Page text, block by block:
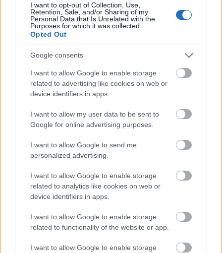
I want to opt-out of Collection, Use,
Retention, Sale, and/or Sharing of my
Personal Data that Is Unrelated with the
Purposes for which it was collected.
Opted Out
Google consents
I want to allow Google to enable storage
related to advertising like cookies on web or
device identifiers in apps.
I want to allow my user data to be sent to
Google for online advertising purposes.
I want to allow Google to send me
personalized advertising.
I want to allow Google to enable storage
related to analytics like cookies on web or
device identifiers in apps.
I want to allow Google to enable storage
related to functionality of the website or app.
I want to allow Google to enable storage
Μετάλλιο για τον Γυμναστικό Σύλλογο Δύμης στο
Πανελλήνιο Πρωτάθλημα Πίστας
Ελαστικά & Καλοκαίρι: Πώς να ελέγξετε τα λάστιχα
σε 2 λεπτά πριν το ταξίδι